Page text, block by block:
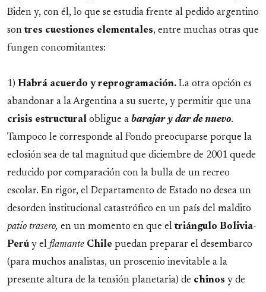
Biden y, con él, lo que se estudia frente al pedido argentino
son tres cuestiones elementales, entre muchas otras que
fungen concomitantes:
1) Habrá acuerdo y reprogramación. La otra opción es
abandonar a la Argentina a su suerte, y permitir que una
crisis estructural obligue a barajar y dar de nuevo.
Tampoco le corresponde al Fondo preocuparse porque la
eclosión sea de tal magnitud que diciembre de 2001 quede
reducido por comparación con la bulla de un recreo
escolar. En rigor, el Departamento de Estado no desea un
desorden institucional catastrófico en un país del maldito
patio trasero, en un momento en que el triángulo Bolivia-
Perú y el flamante Chile puedan preparar el desembarco
(para muchos analistas, un proscenio inevitable a la
presente altura de la tensión planetaria) de chinos y de